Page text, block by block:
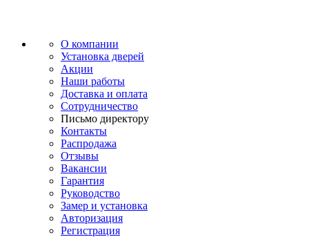
О компании
Установка дверей
Акции
Наши работы
Доставка и оплата
Сотрудничество
Письмо директору
Контакты
Распродажа
Отзывы
Вакансии
Гарантия
Руководство
Замер и установка
Авторизация
Регистрация